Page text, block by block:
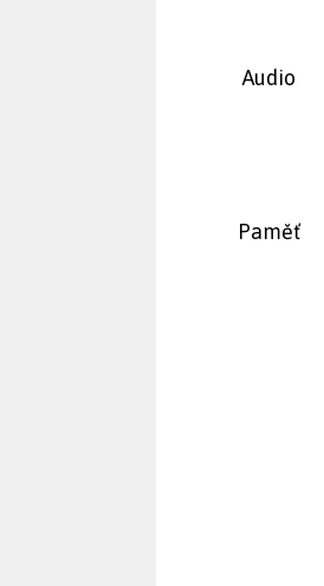
Audio
Paměť